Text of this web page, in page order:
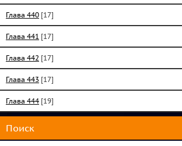
Глава 440 [17]
Глава 441 [17]
Глава 442 [17]
Глава 443 [17]
Глава 444 [19]
Поиск